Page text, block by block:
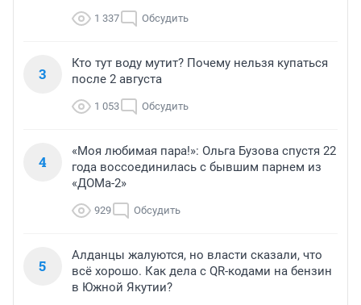
1 337 Обсудить
3
Кто тут воду мутит? Почему нельзя купаться
после 2 августа
1 053 Обсудить
4
«Моя любимая пара!»: Ольга Бузова спустя 22
года воссоединилась с бывшим парнем из
«ДОМа-2»
929 Обсудить
5
Алданцы жалуются, но власти сказали, что
всё хорошо. Как дела с QR-кодами на бензин
в Южной Якутии?